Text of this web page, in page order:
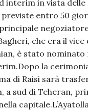
interim in vista delle
entro 50
che era il vice
è stato
la
di Raisi sarà
a sud di Teheran,